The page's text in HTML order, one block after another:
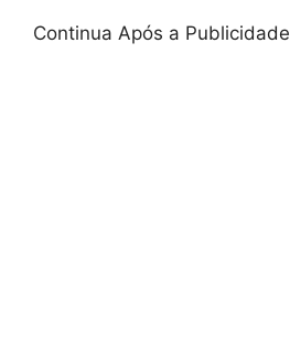
Continua Após a Publicidade